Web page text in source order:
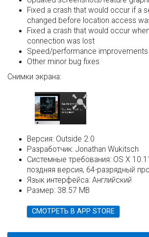
Fixed a crash that would occur if a
changed before location access
Fixed a crash that would occur
connection was lost
Speed/performance improvements
Other minor bug fixes
Снимки экрана:
Версия: Outside 2.0
Разработчик: Jonathan Wukitsch
Системные требования: OS X
поздняя версия, 64-разрядный
Язык интерфейса: Английский
Размер: 38.57 MB
СМОТРЕТЬ В APP STORE